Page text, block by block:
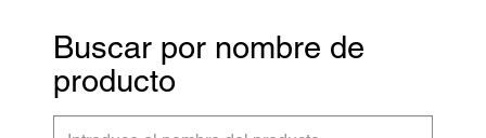
Buscar por nombre de
producto